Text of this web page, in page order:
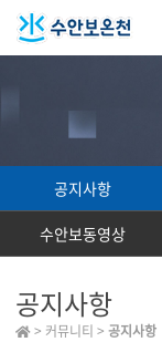
공지사항
수안보동영상
공지사항
> 커뮤니티 > 공지사항